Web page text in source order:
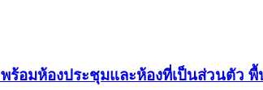
อมห้องประชุมและห้องที่เป็นส่วนตัว พื้